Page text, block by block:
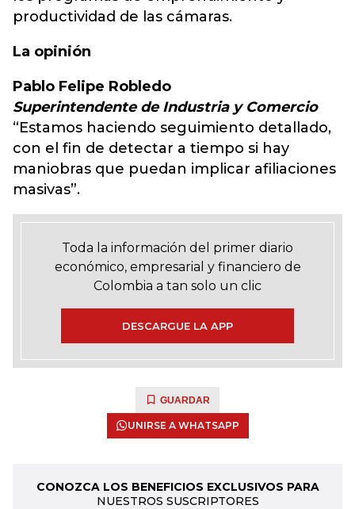
productividad de las cámaras.
La opinión
Pablo Felipe Robledo
Superintendente de Industria y Comercio
“Estamos haciendo seguimiento detallado,
con el fin de detectar a tiempo si hay
maniobras que puedan implicar afiliaciones
masivas”.
Toda la información del primer diario
económico, empresarial y financiero de
Colombia a tan solo un clic
DESCARGUE LA APP
GUARDAR
UNIRSE A WHATSAPP
CONOZCA LOS BENEFICIOS EXCLUSIVOS PARA
NUESTROS SUSCRIPTORES